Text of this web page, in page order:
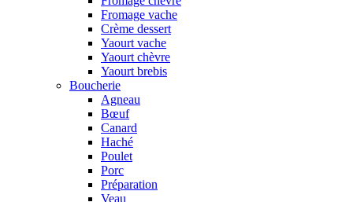
Fromage vache
Crème dessert
Yaourt vache
Yaourt chèvre
Yaourt brebis
Boucherie
Agneau
Bœuf
Canard
Haché
Poulet
Porc
Préparation
Veau